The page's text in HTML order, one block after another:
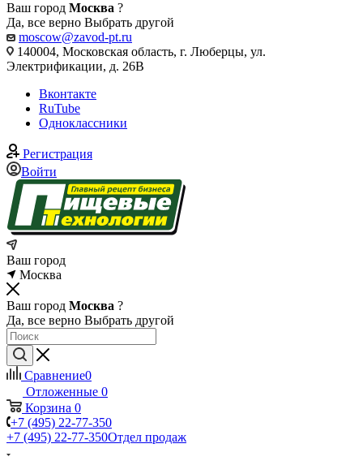
Ваш город Москва ?
Да, все верно Выбрать другой
moscow@zavod-pt.ru
140004, Московская область, г. Люберцы, ул.
Электрификации, д. 26В
Вконтакте
RuTube
Одноклассники
Регистрация
Войти
Ваш город
Москва
Ваш город Москва ?
Да, все верно Выбрать другой
Сравнение0
Отложенные 0
Корзина 0
+7 (495) 22-77-350
+7 (495) 22-77-350Отдел продаж